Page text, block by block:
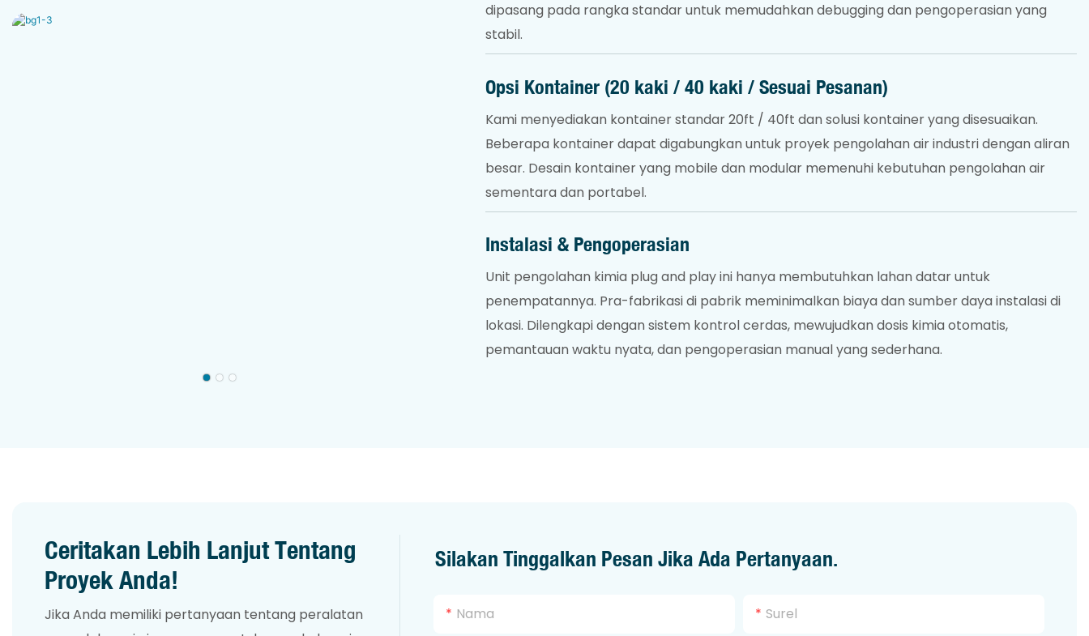
dipasang pada rangka standar untuk memudahkan debugging dan pengoperasian yang
stabil.
Opsi Kontainer (20 kaki / 40 kaki / Sesuai Pesanan)
Kami menyediakan kontainer standar 20ft / 40ft dan solusi kontainer yang disesuaikan.
Beberapa kontainer dapat digabungkan untuk proyek pengolahan air industri dengan aliran
besar. Desain kontainer yang mobile dan modular memenuhi kebutuhan pengolahan air
sementara dan portabel.
Instalasi & Pengoperasian
Unit pengolahan kimia plug and play ini hanya membutuhkan lahan datar untuk
penempatannya. Pra-fabrikasi di pabrik meminimalkan biaya dan sumber daya instalasi di
lokasi. Dilengkapi dengan sistem kontrol cerdas, mewujudkan dosis kimia otomatis,
pemantauan waktu nyata, dan pengoperasian manual yang sederhana.
Ceritakan Lebih Lanjut Tentang
Proyek Anda!
Jika Anda memiliki pertanyaan tentang peralatan
Silakan Tinggalkan Pesan Jika Ada Pertanyaan.
Nama Surel